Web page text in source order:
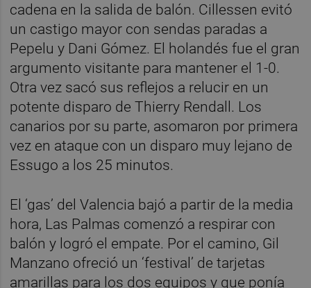
cadena en la salida de balón. Cillessen evitó
un castigo mayor con sendas paradas a
Pepelu y Dani Gómez. El holandés fue el gran
argumento visitante para mantener el 1-0.
Otra vez sacó sus reflejos a relucir en un
potente disparo de Thierry Rendall. Los
canarios por su parte, asomaron por primera
vez en ataque con un disparo muy lejano de
Essugo a los 25 minutos.
El ‘gas’ del Valencia bajó a partir de la media
hora, Las Palmas comenzó a respirar con
balón y logró el empate. Por el camino, Gil
Manzano ofreció un ‘festival’ de tarjetas
amarillas para los dos equipos y que ponía